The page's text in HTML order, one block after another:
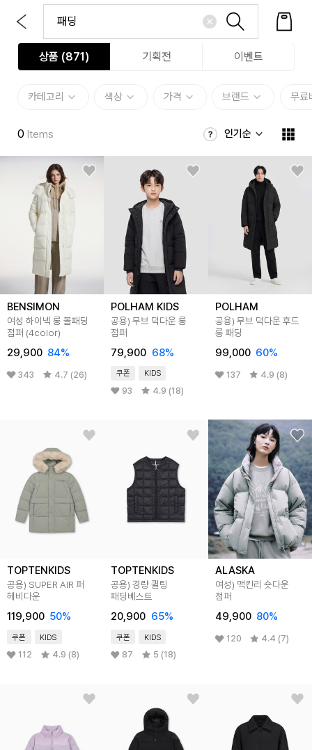
상품 (871 ) 기획전 이벤트
카테고리 색상 가격 브랜드 무료
0 Items 인기순
BENSIMON
여성 하이넥 롱 볼패딩
점퍼 (4color)
29,900 84%
343 4.7 (26)
POLHAM KIDS
공용) 무브 덕다운 롱
점퍼
79,900 68%
쿠폰 KIDS
93 4.9 (18)
POLHAM
공용) 무브 덕다운 후드
롱 패딩
99,000 60%
137 4.9 (8)
TOPTENKIDS
공용) SUPER AIR 퍼
헤비다운
119,900 50%
쿠폰 KIDS
112 4.9 (8)
TOPTENKIDS
공용) 경량 퀼팅
패딩베스트
20,900 65%
쿠폰 KIDS
87 5 (18)
ALASKA
여성) 맥킨리 숏다운
점퍼
49,900 80%
120 4.4 (7)